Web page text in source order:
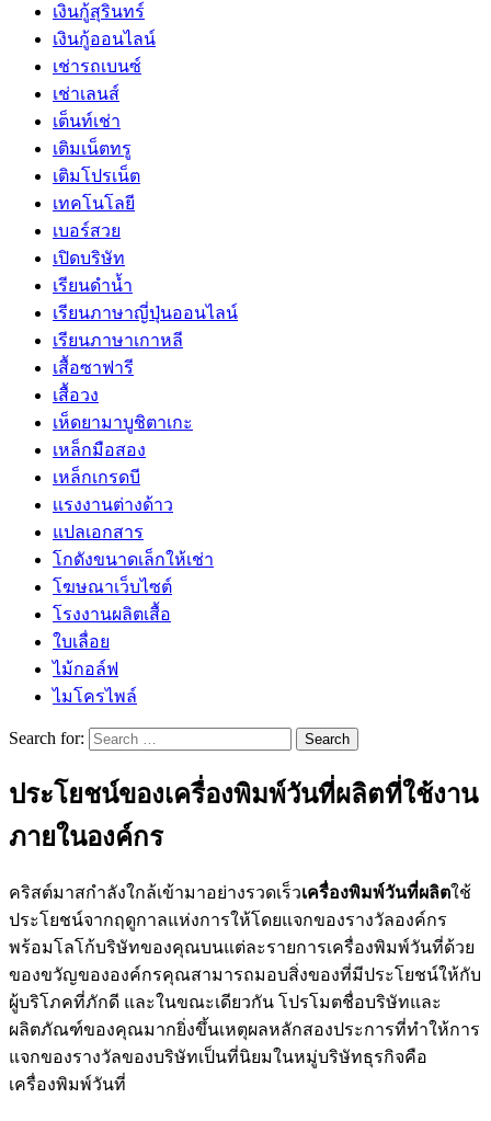
เงินกู้สุรินทร์
เงินกู้ออนไลน์
เช่ารถเบนซ์
เช่าเลนส์
เต็นท์เช่า
เติมเน็ตทรู
เติมโปรเน็ต
เทคโนโลยี
เบอร์สวย
เปิดบริษัท
เรียนดำน้ำ
เรียนภาษาญี่ปุ่นออนไลน์
เรียนภาษาเกาหลี
เสื้อซาฟารี
เสื้อวง
เห็ดยามาบูชิตาเกะ
เหล็กมือสอง
เหล็กเกรดบี
เเรงงานต่างด้าว
แปลเอกสาร
โกดังขนาดเล็กให้เช่า
โฆษณาเว็บไซต์
โรงงานผลิตเสื้อ
ใบเลื่อย
ไม้กอล์ฟ
ไมโครไพล์
Search for:
ประโยชน์ของเครื่องพิมพ์วันที่ผลิตที่ใช้งาน
ภายในองค์กร
คริสต์มาสกำลังใกล้เข้ามาอย่างรวดเร็วเครื่องพิมพ์วันที่ผลิตใช้
ประโยชน์จากฤดูกาลแห่งการให้โดยแจกของรางวัลองค์กร
พร้อมโลโก้บริษัทของคุณบนแต่ละรายการเครื่องพิมพ์วันที่ด้วย
ของขวัญขององค์กรคุณสามารถมอบสิ่งของที่มีประโยชน์ให้กับ
ผู้บริโภคที่ภักดี และในขณะเดียวกัน โปรโมตชื่อบริษัทและ
ผลิตภัณฑ์ของคุณมากยิ่งขึ้นเหตุผลหลักสองประการที่ทำให้การ
แจกของรางวัลของบริษัทเป็นที่นิยมในหมู่บริษัทธุรกิจคือ
เครื่องพิมพ์วันที่